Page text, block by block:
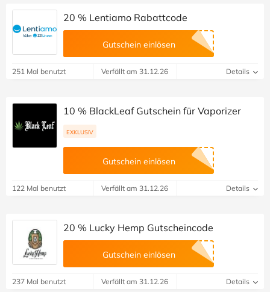
20 % Lentiamo Rabattcode
Gutschein einlösen
251 Mal benutzt Verfällt am 31.12.26 Details
10 % BlackLeaf Gutschein für Vaporizer
EXKLUSIV
Gutschein einlösen
122 Mal benutzt Verfällt am 31.12.26 Details
20 % Lucky Hemp Gutscheincode
Gutschein einlösen
237 Mal benutzt Verfällt am 31.12.26 Details